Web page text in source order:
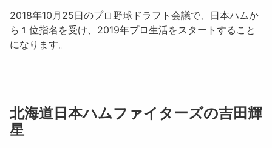
2018年10月25日のプロ野球ドラフト会議で、日本ハムか
ら１位指名を受け、2019年プロ生活をスタートすること
になります。
北海道日本ハムファイターズの吉田輝
星